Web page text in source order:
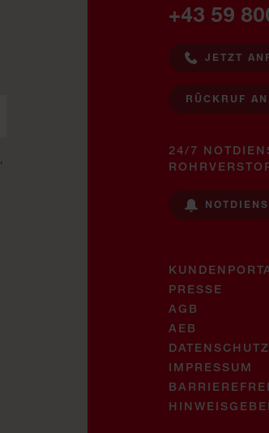
+43 59
JETZT
RÜCKRUF
24/7
PRESSE
AGB
AEB
DATENSCHUTZ
IMPRESSUM